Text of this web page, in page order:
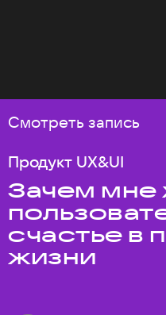
Смотреть запись
Продукт UX&UI
Зачем мне
счастье в
жизни